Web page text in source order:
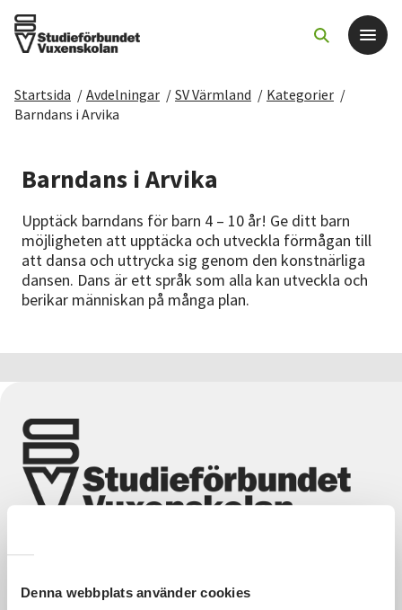
Denna webbplats använder cookies
Det här gör vi
För dig som
Sök kurser och evenemang
Om SV
Nyheter
Avdelningar
Startsida / Avdelningar / SV Värmland / Kategorier /
Barndans i Arvika
Barndans i Arvika
Upptäck barndans för barn 4 – 10 år! Ge ditt barn
möjligheten att upptäcka och utveckla förmågan till
att dansa och uttrycka sig genom den konstnärliga
dansen. Dans är ett språk som alla kan utveckla och
berikar människan på många plan.
samhällsaktör som bidrar till demokrati och